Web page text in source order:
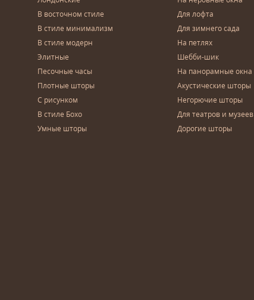
В восточном стиле
В стиле минимализм
В стиле модерн
Элитные
Песочные часы
Плотные шторы
С рисунком
В стиле Бохо
Умные шторы
Для лофта
Для зимнего сада
На петлях
Шебби-шик
На панорамные окна
Акустические шторы
Негорючие шторы
Для театров и музеев
Дорогие шторы